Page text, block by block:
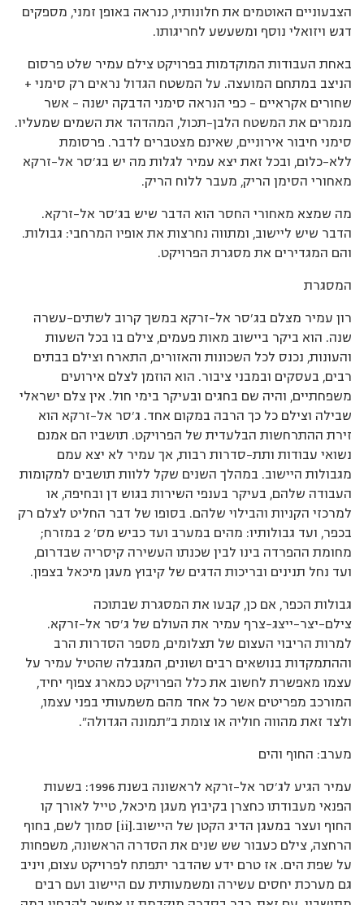
הצבעוניים האוטמים את חלונותיו, כנראה באופן זמני, מספקים
דגש ויזואלי נוסף ומשעשע לחריגותו.
באחת העבודות המוקדמות בפרויקט צילם עמיר שלט פרסום
הניצב במתחם המועצה. על המשטח הגדול נראים רק סימני +
שחורים אקראיים – כפי הנראה סימני הדבקה ישנה – אשר
מנמרים את המשטח הלבן-תכול, המהדהד את השמים שמעליו.
סימני חיבור אירוניים, שאינם מצטברים לדבר. פרסומת
ללא-כלום, ובכל זאת יצא עמיר לגלות מה יש בג’סר אל-זרקא
מאחורי הסימן הריק, מעבר ללוח הריק.
מה שמצא מאחורי החסר הוא הדבר שיש בג’סר אל-זרקא.
הדבר שיש ליישוב, ומתווה נחרצות את אופיו המרחבי: גבולות.
והם המגדירים את מסגרת הפרויקט.
המסגרת
רון עמיר מצלם בג’סר אל-זרקא במשך קרוב לשתים-עשרה
שנה. הוא ביקר ביישוב מאות פעמים, צילם בו בכל השעות
והעונות, נכנס לכל השכונות והאזורים, התארח וצילם בבתים
רבים, בעסקים ובמבני ציבור. הוא הוזמן לצלם אירועים
משפחתיים, והיה שם בחגים ובעיקר בימי חול. אין צלם ישראלי
שבילה וצילם כל כך הרבה במקום אחד. ג’סר אל-זרקא הוא
זירת ההתרחשות הבלעדית של הפרויקט. תושביו הם אמנם
נשואי עבודות ותת-סדרות רבות, אך עמיר לא יצא עמם
מגבולות היישוב. במהלך השנים שקל ללוות תושבים למקומות
העבודה שלהם, בעיקר בענפי השירות בגוש דן ובחיפה, או
למרכזי הקניות והבילוי שלהם. בסופו של דבר החליט לצלם רק
בכפר, ועד גבולותיו: מהים במערב ועד כביש מס’ 2 במזרח;
מחומת ההפרדה בינו לבין שכנתו העשירה קיסריה שבדרום,
ועד נחל תנינים ובריכות הדגים של קיבוץ מעגן מיכאל בצפון.
גבולות הכפר, אם כן, קבעו את המסגרת שבתוכה
צילם-יצר-ייצג-צרף עמיר את העולם של ג’סר אל-זרקא.
למרות הריבוי העצום של תצלומים, מספר הסדרות הרב
וההתמקדות בנושאים רבים ושונים, המגבלה שהטיל עמיר על
עצמו מאפשרת לחשוב את כלל הפרויקט כמארג צפוף יחיד,
המורכב מפריטים אשר כל אחד מהם משמעותי בפני עצמו,
ולצד זאת מהווה חוליה או צומת ב"תמונה הגדולה".
מערב: החוף והים
עמיר הגיע לג’סר אל-זרקא לראשונה בשנת 1996: בשעות
הפנאי מעבודתו כחצרן בקיבוץ מעגן מיכאל, טייל לאורך קו
החוף ועצר במעגן הדיג הקטן של היישוב.[ii] סמוך לשם, בחוף
הרחצה, צילם כעבור שש שנים את הסדרה הראשונה, משפחות
על שפת הים. אז טרם ידע שהדבר יתפתח לפרויקט עצום, ויניב
גם מערכת יחסים עשירה ומשמעותית עם היישוב ועם רבים